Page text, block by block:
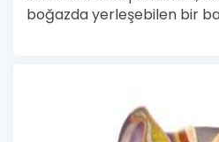
boğazda yerleşebilen bir